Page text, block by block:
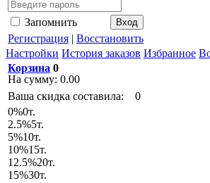
Запомнить
Регистрация | Восстановить
Настройки История заказов Избранное
Корзина 0
На сумму: 0.00
Ваша скидка составила:
0
0%0т.
2.5%5т.
5%10т.
10%15т.
12.5%20т.
15%30т.